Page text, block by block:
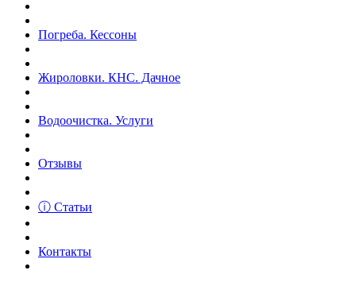
Погреба. Кессоны
Жироловки. КНС. Дачное
Водоочистка. Услуги
Отзывы
ⓘ Статьи
Контакты